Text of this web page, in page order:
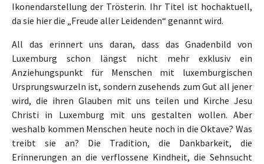
Ikonendarstellung der Trösterin. Ihr Titel ist hochaktuell,
da sie hier die „Freude aller Leidenden“ genannt wird.
All das erinnert uns daran, dass das Gnadenbild von
Luxemburg schon längst nicht mehr exklusiv ein
Anziehungspunkt für Menschen mit luxemburgischen
Ursprungswurzeln ist, sondern zusehends zum Gut all jener
wird, die ihren Glauben mit uns teilen und Kirche Jesu
Christi in Luxemburg mit uns gestalten wollen. Aber
weshalb kommen Menschen heute noch in die Oktave? Was
treibt sie an? Die Tradition, die Dankbarkeit, die
Erinnerungen an die verflossene Kindheit, die Sehnsucht